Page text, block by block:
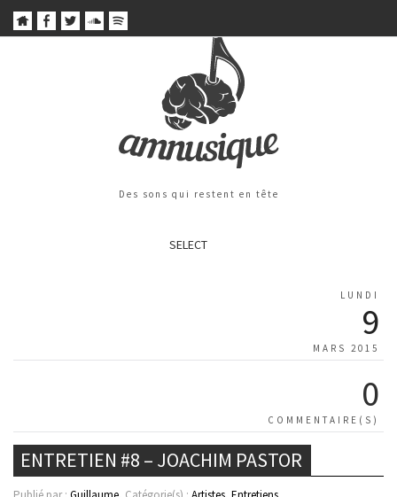
Des sons qui restent en tête
SELECT
LUNDI
9
MARS 2015
0
COMMENTAIRE(S)
ENTRETIEN #8 – JOACHIM PASTOR